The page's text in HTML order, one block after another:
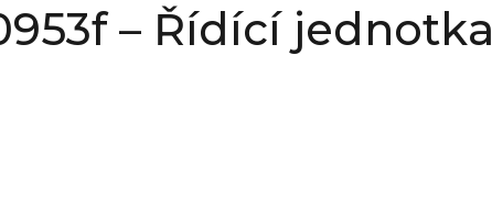
– Řídící jednotka